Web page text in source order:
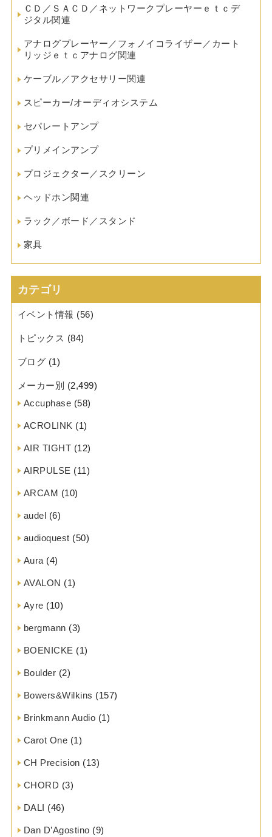
ＣＤ／ＳＡＣＤ／ネットワークプレーヤーｅｔｃデ
ジタル関連
アナログプレーヤー／フォノイコライザー／カート
リッジｅｔｃアナログ関連
ケーブル／アクセサリー関連
スピーカー/オーディオシステム
セパレートアンプ
プリメインアンプ
プロジェクター／スクリーン
ヘッドホン関連
ラック／ボード／スタンド
家具
カテゴリ
イベント情報 (56)
トピックス (84)
ブログ (1)
メーカー別 (2,499)
Accuphase (58)
ACROLINK (1)
AIR TIGHT (12)
AIRPULSE (11)
ARCAM (10)
audel (6)
audioquest (50)
Aura (4)
AVALON (1)
Ayre (10)
bergmann (3)
BOENICKE (1)
Boulder (2)
Bowers&Wilkins (157)
Brinkmann Audio (1)
Carot One (1)
CH Precision (13)
CHORD (3)
DALI (46)
Dan D’Agostino (9)